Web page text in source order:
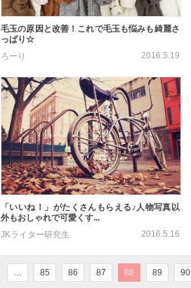
毛玉の原因と改善！これで毛玉も悩みも綺麗さ
っぱり☆
ろーり
2016.5.19
「いいね！」がたくさんもらえる♪人物写真以
外もおしゃれで可愛くす...
JKライター研究生
2016.5.16
… 85 86 87 88 89 90